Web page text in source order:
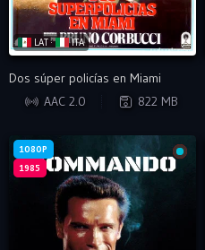
LAT · ITA
HDRIP
Dos súper policías en Miami
AAC 2.0
822 MB
1080P
1985